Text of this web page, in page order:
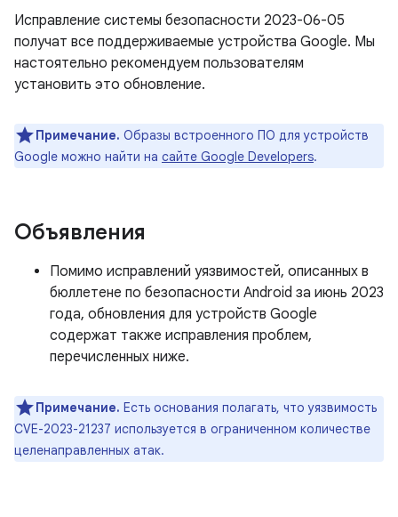
Исправление системы безопасности 2023-06-05
получат все поддерживаемые устройства Google. Мы
настоятельно рекомендуем пользователям
установить это обновление.
Примечание. Образы встроенного ПО для устройств
Google можно найти на сайте Google Developers.
Объявления
Помимо исправлений уязвимостей, описанных в
бюллетене по безопасности Android за июнь 2023
года, обновления для устройств Google
содержат также исправления проблем,
перечисленных ниже.
Примечание. Есть основания полагать, что уязвимость
CVE-2023-21237 используется в ограниченном количестве
целенаправленных атак.